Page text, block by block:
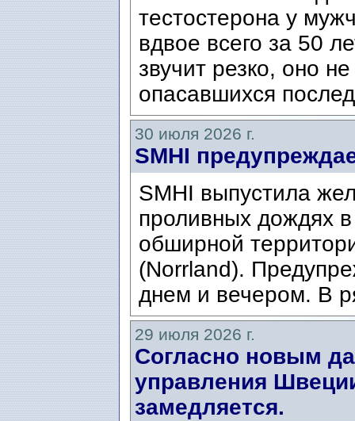
тестостерона у
вдвое всего за 50
звучит резко, оно
опасавшихся
30 июля 2026 г.
SMHI
SMHI выпустила
проливных дождях
обширной
(Norrland).
днем ​​и вечером. В
29 июля 2026 г.
Согласно новым
управления
замедляется.